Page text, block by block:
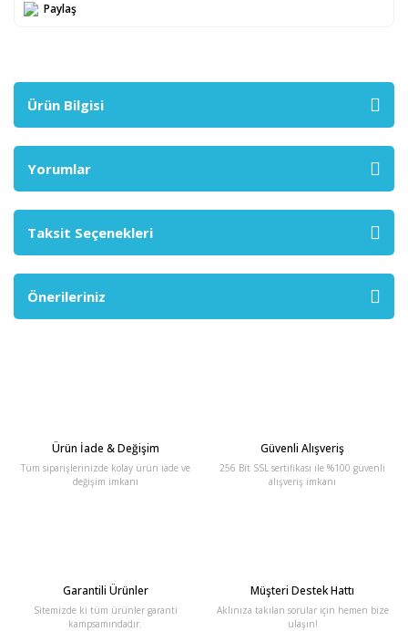
Paylaş
Ürün Bilgisi
Yorumlar
Taksit Seçenekleri
Önerileriniz
Ürün İade & Değişim
Tüm siparişlerinizde kolay ürün iade ve
değişim imkanı
Güvenli Alışveriş
256 Bit SSL sertifikası ile %100 güvenli
alışveriş imkanı
Garantili Ürünler
Sitemizde ki tüm ürünler garanti
kampsamındadır.
Müşteri Destek Hattı
Aklınıza takılan sorular için hemen bize
ulaşın!